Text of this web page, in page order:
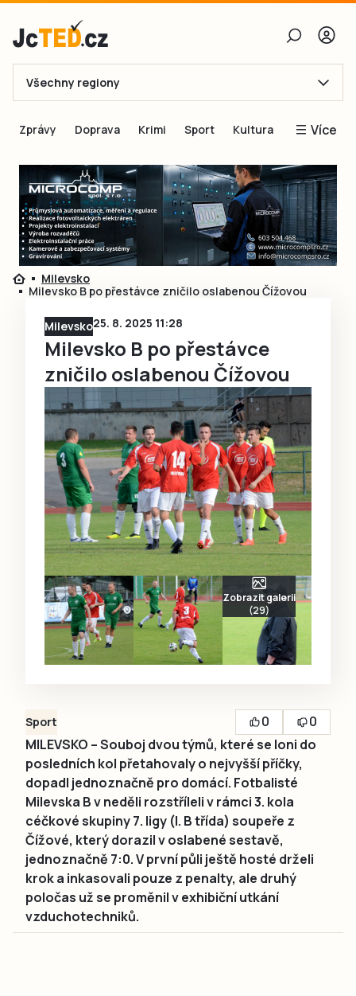
E-mail
Obnovit heslo
Přihlásit se
Přihlásit se přes Facebook
Ještě nemám účet, chci seRegistrovat
Všechny regiony
Zprávy Doprava Krimi Sport Kultura Více
Blogy
Inspirace
Čtenáři píší
Speciální přílohy
Inzerce
Milevsko
Milevsko B po přestávce zničilo oslabenou Čížovou
Milevsko25. 8. 2025 11:28
Milevsko B po přestávce
zničilo oslabenou Čížovou
Zobrazit galerii
(29)
Sport 0
0
MILEVSKO – Souboj dvou týmů, které se loni do
posledních kol přetahovaly o nejvyšší příčky,
dopadl jednoznačně pro domácí. Fotbalisté
Milevska B v neděli rozstříleli v rámci 3. kola
céčkové skupiny 7. ligy (I. B třída) soupeře z
Čížové, který dorazil v oslabené sestavě,
jednoznačně 7:0. V první půli ještě hosté drželi
krok a inkasovali pouze z penalty, ale druhý
poločas už se proměnil v exhibiční utkání
vzduchotechniků.